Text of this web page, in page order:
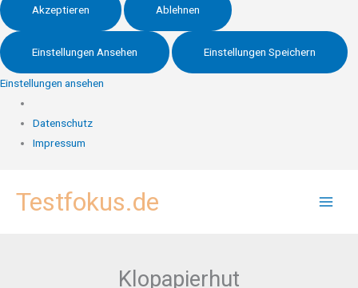
Akzeptieren Ablehnen
Einstellungen Ansehen Einstellungen Speichern
Einstellungen ansehen
Datenschutz
Impressum
InhaltTestfokus.de
Klopapierhut